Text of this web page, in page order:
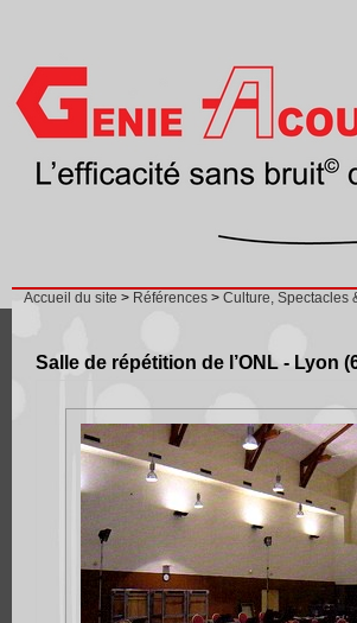
Accueil du site > Références > Culture, Spectacles
Salle de répétition de l’ONL - Lyon